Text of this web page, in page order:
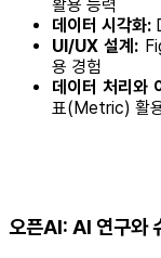
활용 능력
데이터 시각화:
UI/UX 설계:
용 경험
데이터 처리와
표(Metric) 활
오픈AI: AI 연구와